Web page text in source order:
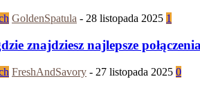
GoldenSpatula - 28 listopada 2025 1
znajdziesz najlepsze
FreshAndSavory - 27 listopada 2025 0